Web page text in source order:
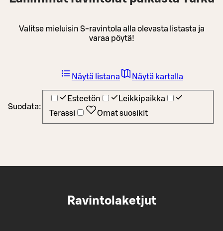
Valitse mieluisin S-ravintola alla olevasta listasta ja
varaa pöytä!
Suodata:
Esteetön
Leikkipaikka
Terassi
Omat suosikit
Näytä listana Näytä kartalla
Ravintolaketjut